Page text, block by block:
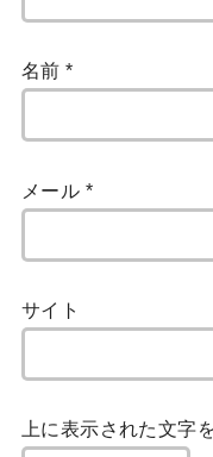
名前*
メール *
サイト
上に表示された文字